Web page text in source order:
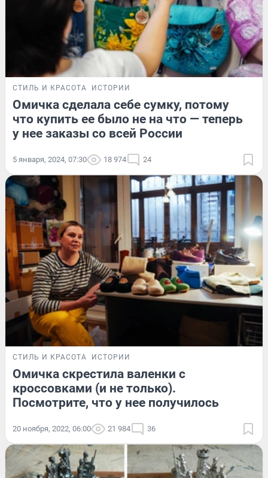
СТИЛЬ И КРАСОТА ИСТОРИИ
Омичка сделала себе сумку, потому
что купить ее было не на что — теперь
у нее заказы со всей России
5 января, 2024, 07:30 18 974 24
СТИЛЬ И КРАСОТА ИСТОРИИ
Омичка скрестила валенки с
кроссовками (и не только).
Посмотрите, что у нее получилось
20 ноября, 2022, 06:00 21 984 36